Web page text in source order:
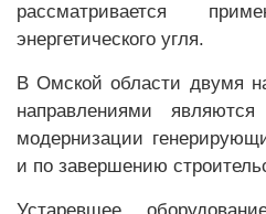
рассматривается
энергетического угля.
В Омской области двумя
направлениями
модернизации
и по завершению